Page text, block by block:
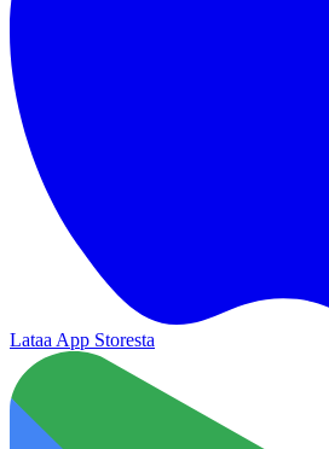
Lataa App Storesta